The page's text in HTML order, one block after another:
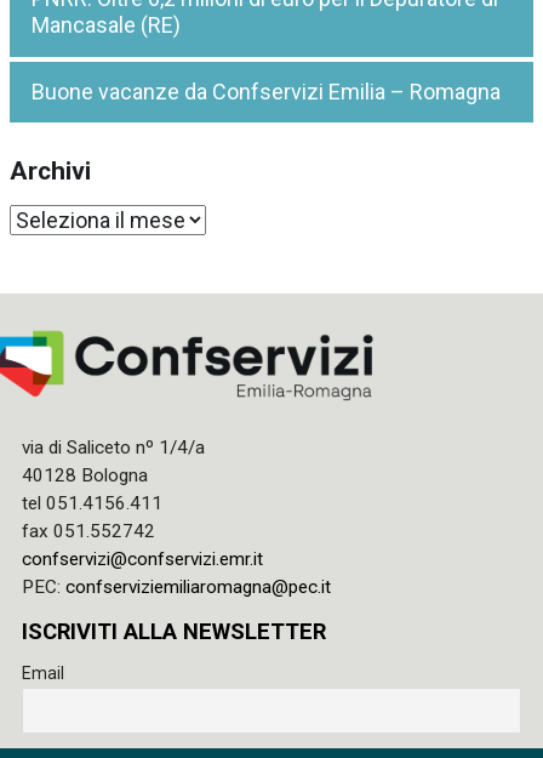
Mancasale (RE)
Buone vacanze da Confservizi Emilia – Romagna
Archivi
Archivi
via di Saliceto nº 1/4/a
40128 Bologna
tel 051.4156.411
fax 051.552742
confservizi@confservizi.emr.it
PEC: confserviziemiliaromagna@pec.it
ISCRIVITI ALLA NEWSLETTER
Email